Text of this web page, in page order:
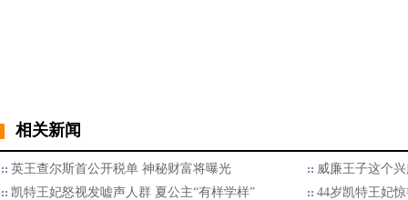
相关新闻
英王查尔斯首公开税单 神秘财富将曝光
威廉王子这个
凯特王妃怒视发嘘声人群 夏公主“有样学样”
44岁凯特王妃